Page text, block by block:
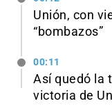
Unión, con
“bombazos”
00:11
Así quedó la
victoria de